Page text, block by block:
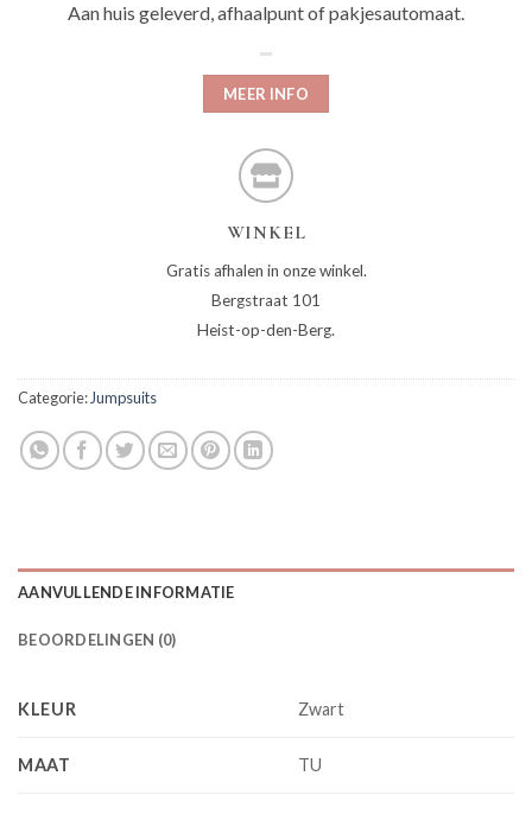
Aan huis geleverd, afhaalpunt of pakjesautomaat.
MEER INFO
WINKEL
Gratis afhalen in onze winkel.
Bergstraat 101
Heist-op-den-Berg.
Categorie:Jumpsuits
AANVULLENDE INFORMATIE
BEOORDELINGEN (0)
KLEUR Zwart
MAAT TU